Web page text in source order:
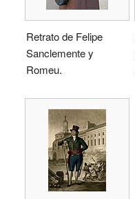
Retrato de Felipe
Sanclemente y
Romeu.